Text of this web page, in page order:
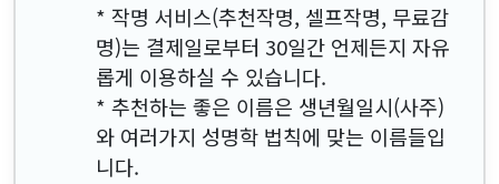
* 작명 서비스(추천작명, 셀프작명, 무료감
명)는 결제일로부터 30일간 언제든지 자유
롭게 이용하실 수 있습니다.
* 추천하는 좋은 이름은 생년월일시(사주)
와 여러가지 성명학 법칙에 맞는 이름들입
니다.